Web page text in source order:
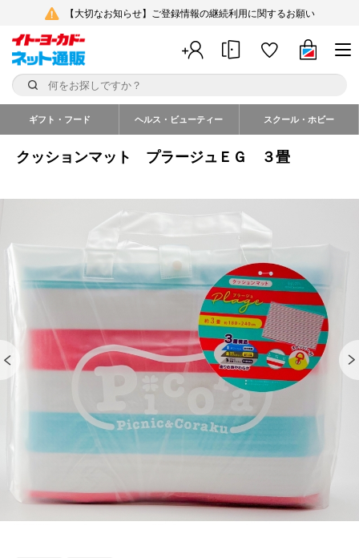
【大切なお知らせ】ご登録情報の継続利用に関するお願い
ギフト・フード ヘルス・ビューティー スクール・ホビー
クッションマット プラージュＥＧ ３畳